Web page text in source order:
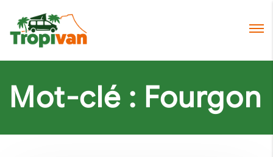
Mot-clé : Fourgon